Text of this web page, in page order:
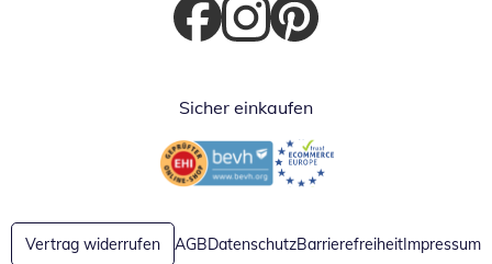
Öffnet in neuem Fenster
Öffnet in neuem Fenster
Öffnet in neuem Fenster
Sicher einkaufen
Öffnet in neuem FensterÖffnet in neuem Fenster
Vertrag widerrufen AGBDatenschutzBarrierefreiheitImpressum